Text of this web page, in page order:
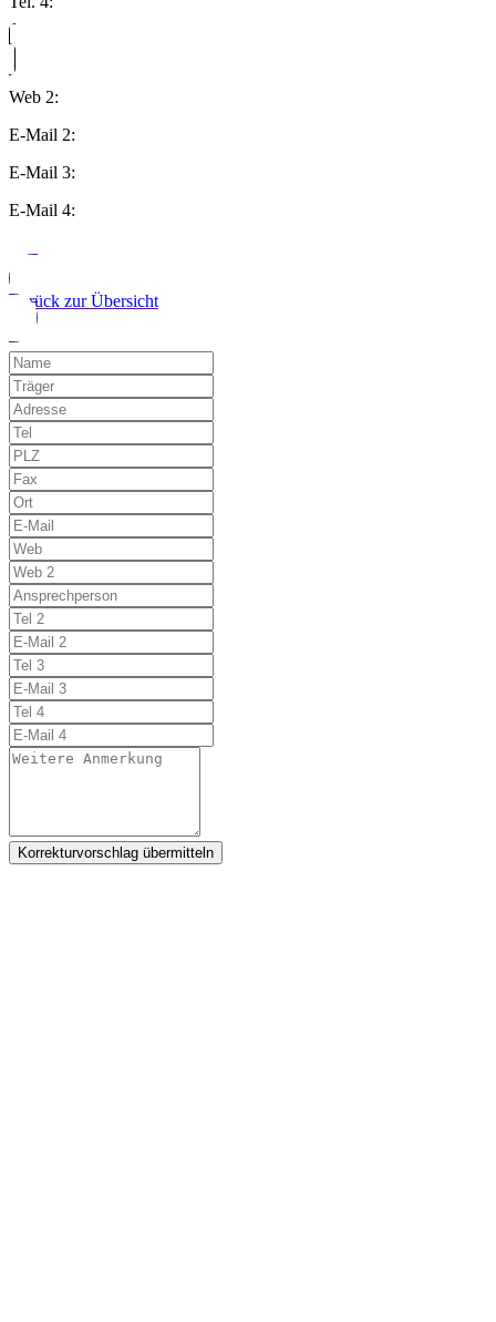
Web 2:
E-Mail 2:
E-Mail 3:
E-Mail 4:
Zurück zur Übersicht
Korrekturvorschlag übermitteln